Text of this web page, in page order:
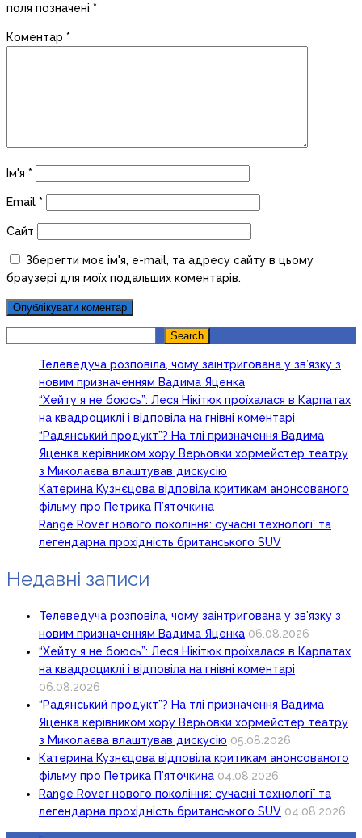
поля позначені *
Коментар *
Ім'я *
Email *
Сайт
Зберегти моє ім'я, e-mail, та адресу сайту в цьому
браузері для моїх подальших коментарів.
Search
Телеведуча розповіла, чому заінтригована у зв’язку з
новим призначенням Вадима Яценка
“Хейту я не боюсь”: Леся Нікітюк проїхалася в Карпатах
на квадроциклі і відповіла на гнівні коментарі
“Радянський продукт”? На тлі призначення Вадима
Яценка керівником хору Верьовки хормейстер театру
з Миколаєва влаштував дискусію
Катерина Кузнєцова відповіла критикам анонсованого
фільму про Петрика П’яточкина
Range Rover нового покоління: сучасні технології та
легендарна прохідність британського SUV
Недавні записи
Телеведуча розповіла, чому заінтригована у зв’язку з
новим призначенням Вадима Яценка 06.08.2026
“Хейту я не боюсь”: Леся Нікітюк проїхалася в Карпатах
на квадроциклі і відповіла на гнівні коментарі
06.08.2026
“Радянський продукт”? На тлі призначення Вадима
Яценка керівником хору Верьовки хормейстер театру
з Миколаєва влаштував дискусію 05.08.2026
Катерина Кузнєцова відповіла критикам анонсованого
фільму про Петрика П’яточкина 04.08.2026
Range Rover нового покоління: сучасні технології та
легендарна прохідність британського SUV 04.08.2026